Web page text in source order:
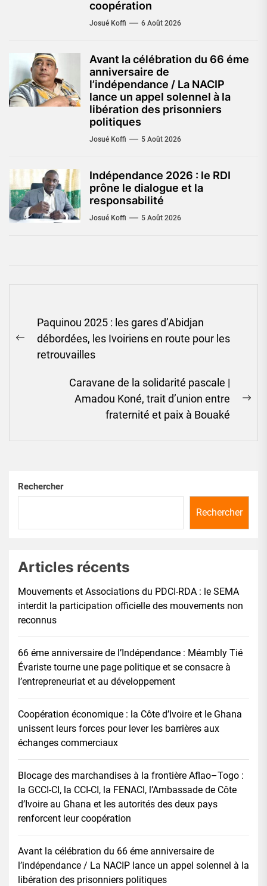
coopération
Josué Koffi 6 Août 2026
Avant la célébration du 66 éme
anniversaire de
l’indépendance / La NACIP
lance un appel solennel à la
libération des prisonniers
politiques
Josué Koffi 5 Août 2026
Indépendance 2026 : le RDI
prône le dialogue et la
responsabilité
Josué Koffi 5 Août 2026
de
l’article
Previous
post:
Paquinou 2025 : les gares d’Abidjan
débordées, les Ivoiriens en route pour les
retrouvailles
Caravane de la solidarité pascale |
Amadou Koné, trait d’union entre
fraternité et paix à Bouaké
Rechercher
Rechercher
Articles récents
Mouvements et Associations du PDCI-RDA : le SEMA
interdit la participation officielle des mouvements non
reconnus
66 éme anniversaire de l’Indépendance : Méambly Tié
Évariste tourne une page politique et se consacre à
l’entrepreneuriat et au développement
Coopération économique : la Côte d’Ivoire et le Ghana
unissent leurs forces pour lever les barrières aux
échanges commerciaux
Blocage des marchandises à la frontière Aflao–Togo :
la GCCI-CI, la CCI-CI, la FENACI, l’Ambassade de Côte
d’Ivoire au Ghana et les autorités des deux pays
renforcent leur coopération
Avant la célébration du 66 éme anniversaire de
l’indépendance / La NACIP lance un appel solennel à la
libération des prisonniers politiques